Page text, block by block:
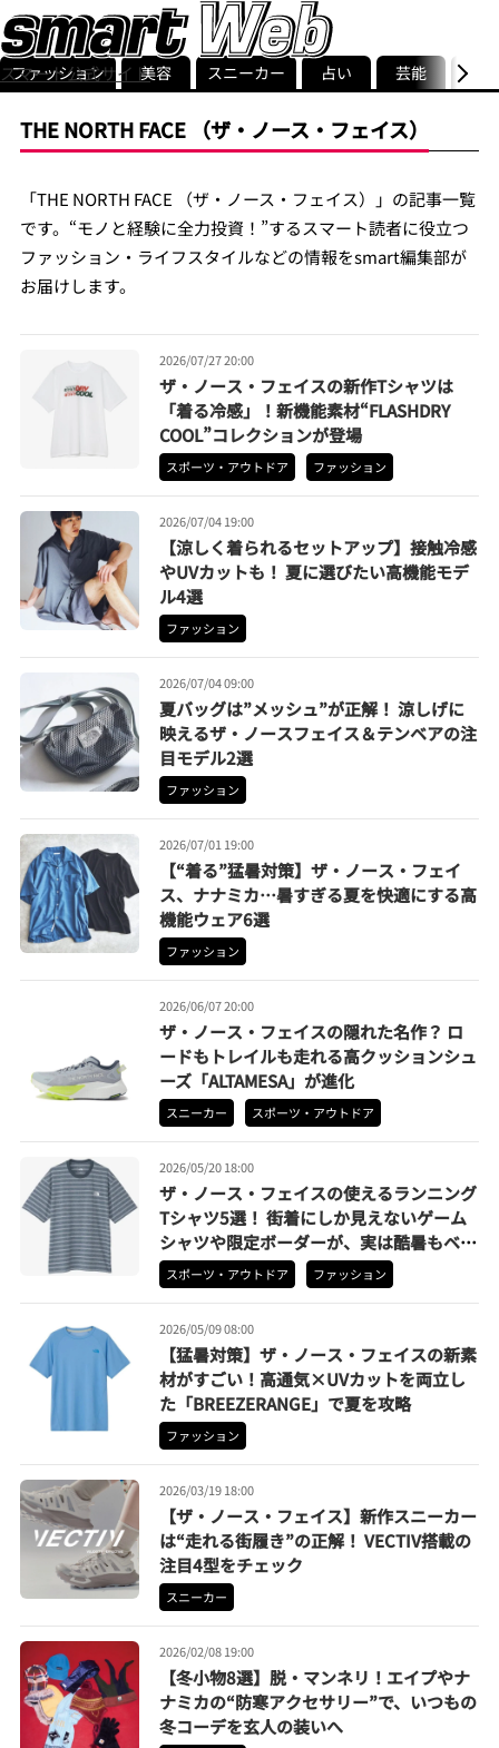
スマート公式サイト
smart最新号
記事一覧ランキング
ストリ
ファッション 美容 スニーカー 占い 芸能 グル
THE NORTH FACE （ザ・ノース・フェイス）
「THE NORTH FACE （ザ・ノース・フェイス）」の記事一覧
です。“モノと経験に全力投資！”するスマート読者に役立つ
ファッション・ライフスタイルなどの情報をsmart編集部が
お届けします。
2026/07/27 20:00
ザ・ノース・フェイスの新作Tシャツは
「着る冷感」！新機能素材“FLASHDRY
COOL”コレクションが登場
スポーツ・アウトドア ファッション
2026/07/04 19:00
【涼しく着られるセットアップ】接触冷感
やUVカットも！ 夏に選びたい高機能モデ
ル4選
ファッション
2026/07/04 09:00
夏バッグは”メッシュ”が正解！ 涼しげに
映えるザ・ノースフェイス＆テンベアの注
目モデル2選
ファッション
2026/07/01 19:00
【“着る”猛暑対策】ザ・ノース・フェイ
ス、ナナミカ…暑すぎる夏を快適にする高
機能ウェア6選
ファッション
2026/06/07 20:00
ザ・ノース・フェイスの隠れた名作？ ロ
ードもトレイルも走れる高クッションシュ
ーズ「ALTAMESA」が進化
スニーカー スポーツ・アウトドア
2026/05/20 18:00
ザ・ノース・フェイスの使えるランニング
Tシャツ5選！ 街着にしか見えないゲーム
シャツや限定ボーダーが、実は酷暑もベタ
つかないガチ仕様
スポーツ・アウトドア ファッション
2026/05/09 08:00
【猛暑対策】ザ・ノース・フェイスの新素
材がすごい！高通気×UVカットを両立し
た「BREEZERANGE」で夏を攻略
ファッション
2026/03/19 18:00
【ザ・ノース・フェイス】新作スニーカー
は“走れる街履き”の正解！ VECTIV搭載の
注目4型をチェック
スニーカー
2026/02/08 19:00
【冬小物8選】脱・マンネリ！エイプやナ
ナミカの“防寒アクセサリー”で、いつもの
冬コーデを玄人の装いへ